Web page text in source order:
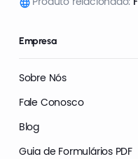
Empresa
Sobre Nós
Fale Conosco
Blog
Guia de Formulários PDF